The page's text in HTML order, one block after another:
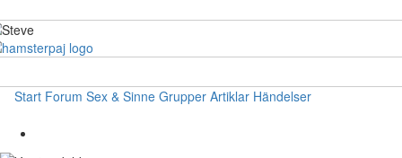
Start Forum Sex & Sinne Grupper Artiklar Händelser